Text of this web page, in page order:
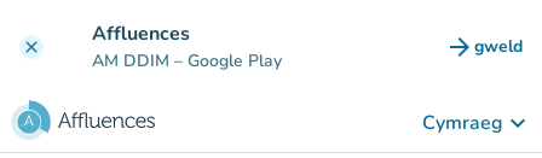
clear Affluences
AM DDIM – Google Play arrow_forward gweld
(tab
Cymraeg keyboard_arrow_down